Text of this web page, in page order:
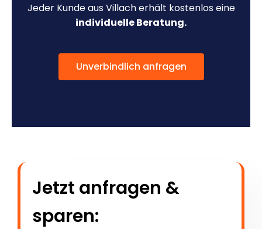
Jeder Kunde aus Villach erhält kostenlos eine
individuelle Beratung.
Unverbindlich anfragen
Jetzt anfragen &
sparen: